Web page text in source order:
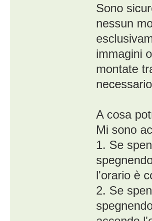
Sono
nessun
immagini
montate
A cosa
Mi sono
1. Se
l'orario è
2. Se